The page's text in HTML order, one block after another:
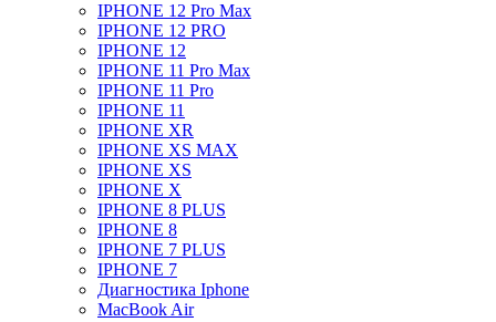
IPHONE 12 Pro Max
IPHONE 12 PRO
IPHONE 12
IPHONE 11 Pro Max
IPHONE 11 Pro
IPHONE 11
IPHONE XR
IPHONE XS MAX
IPHONE XS
IPHONE X
IPHONE 8 PLUS
IPHONE 8
IPHONE 7 PLUS
IPHONE 7
Диагностика Iphone
MacBook Air